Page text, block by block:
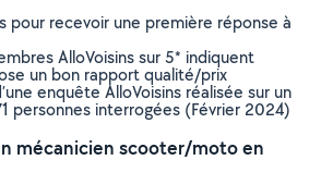
pour recevoir une première réponse à
AlloVoisins sur 5* indiquent
un bon rapport qualité/prix
enquête AlloVoisins réalisée sur un
personnes interrogées (Février 2024)
mécanicien scooter/moto en